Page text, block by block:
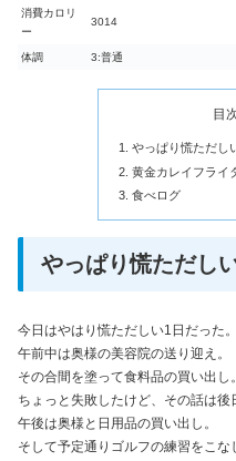
消費カロリ
ー
3014
体調 3:普通
目
やっぱり慌ただし
黄金カレイフライ
食べログ
やっぱり慌ただし
今日はやはり慌ただしい1日だった。
午前中は奥様の美容院の送り迎え。
その合間を塗って食料品の買い出し。
ちょっと失敗したけど、その話は後
午後は奥様と日用品の買い出し。
そして予定通りゴルフの練習をこ